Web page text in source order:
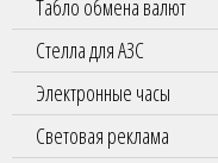
Табло обмена валют
Стелла для АЗС
Электронные часы
Световая реклама